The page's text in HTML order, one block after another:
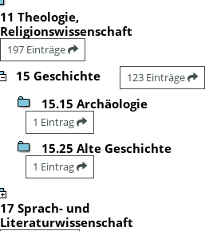
11 Theologie,
Religionswissenschaft
197 Einträge
15 Geschichte 123 Einträge
15.15 Archäologie
1 Eintrag
15.25 Alte Geschichte
1 Eintrag
17 Sprach- und
Literaturwissenschaft